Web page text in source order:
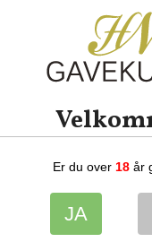
Er du over 18 år
JA